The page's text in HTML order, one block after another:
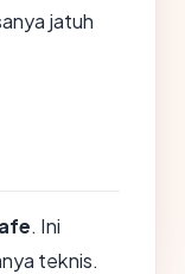
jatuh
. Ini
teknis.